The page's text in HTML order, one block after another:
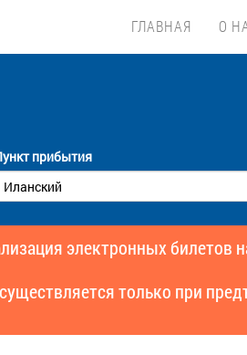
ГЛАВНАЯ О
прибытия
электронных билетов
только при